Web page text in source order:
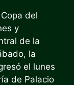
del
y
de la
la
el lunes
de Palacio